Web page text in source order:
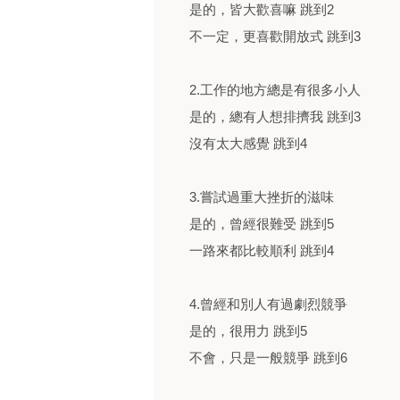
是的，皆大歡喜嘛 跳到2
不一定，更喜歡開放式 跳到3
2.工作的地方總是有很多小人
是的，總有人想排擠我 跳到3
沒有太大感覺 跳到4
3.嘗試過重大挫折的滋味
是的，曾經很難受 跳到5
一路來都比較順利 跳到4
4.曾經和別人有過劇烈競爭
是的，很用力 跳到5
不會，只是一般競爭 跳到6